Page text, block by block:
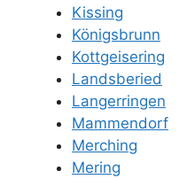
Kissing
Königsbrunn
Kottgeisering
Landsberied
Langerringen
Mammendorf
Merching
Mering